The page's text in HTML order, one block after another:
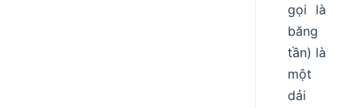
gọi là
băng
tần) là
một
dải